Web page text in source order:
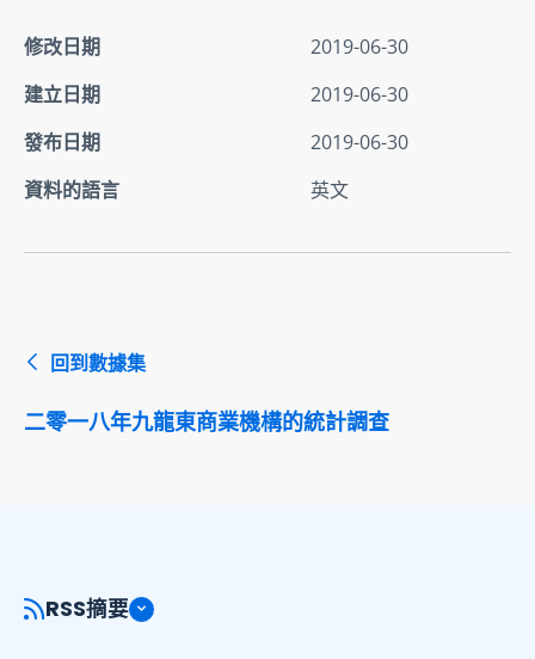
修改日期
2019-06-30
建立日期
2019-06-30
發布日期
2019-06-30
資料的語言
英文
回到數據集
二零一八年九龍東商業機構的統計調查
RSS摘要